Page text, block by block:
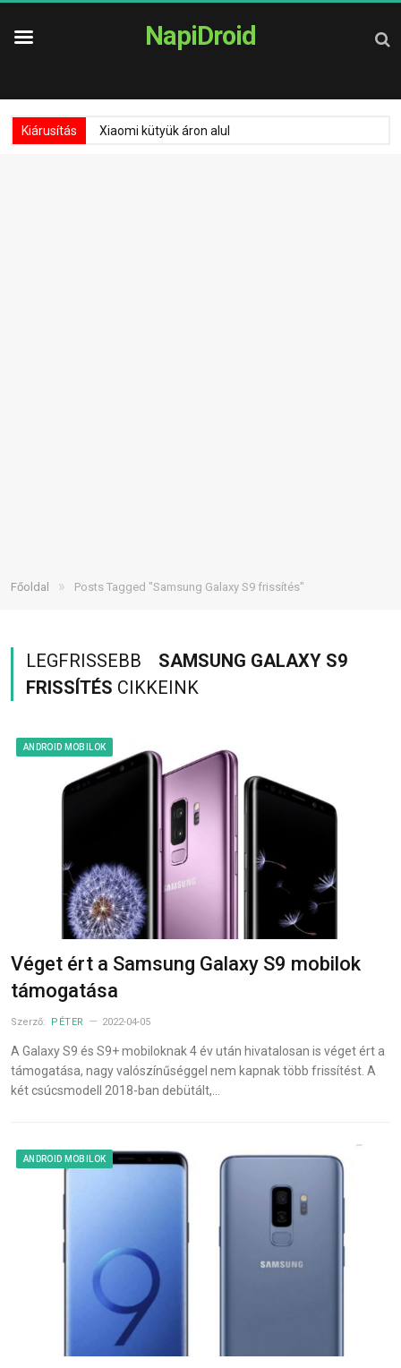
NapiDroid
Kiárusítás Xiaomi kütyük áron alul
Főoldal » Posts Tagged "Samsung Galaxy S9 frissítés"
LEGFRISSEBB
SAMSUNG GALAXY S9
FRISSÍTÉS CIKKEINK
ANDROID MOBILOK
Véget ért a Samsung Galaxy S9 mobilok
támogatása
Szerző: PÉTER 2022-04-05
A Galaxy S9 és S9+ mobiloknak 4 év után hivatalosan is véget ért a
támogatása, nagy valószínűséggel nem kapnak több frissítést. A
két csúcsmodell 2018-ban debütált,…
ANDROID MOBILOK